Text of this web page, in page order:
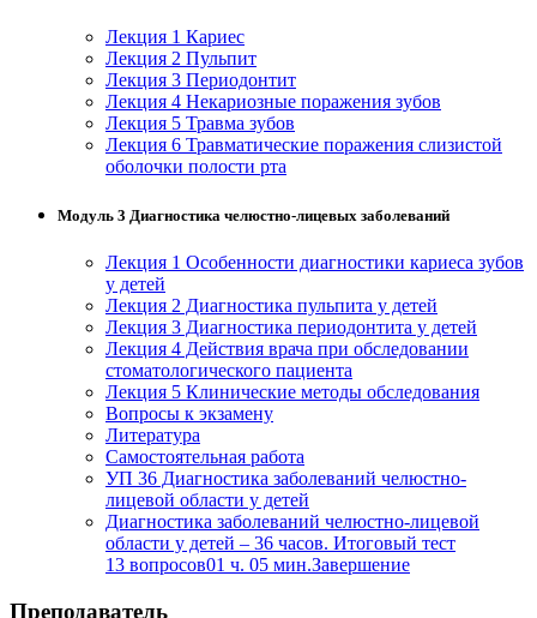
Лекция 1 Кариес
Лекция 2 Пульпит
Лекция 3 Периодонтит
Лекция 4 Некариозные поражения зубов
Лекция 5 Травма зубов
Лекция 6 Травматические поражения слизистой
оболочки полости рта
Модуль 3 Диагностика челюстно-лицевых заболеваний
Лекция 1 Особенности диагностики кариеса зубов
у детей
Лекция 2 Диагностика пульпита у детей
Лекция 3 Диагностика периодонтита у детей
Лекция 4 Действия врача при обследовании
стоматологического пациента
Лекция 5 Клинические методы обследования
Вопросы к экзамену
Литература
Самостоятельная работа
УП 36 Диагностика заболеваний челюстно-
лицевой области у детей
Диагностика заболеваний челюстно-лицевой
области у детей – 36 часов. Итоговый тест
13 вопросов01 ч. 05 мин.Завершение
Преподаватель